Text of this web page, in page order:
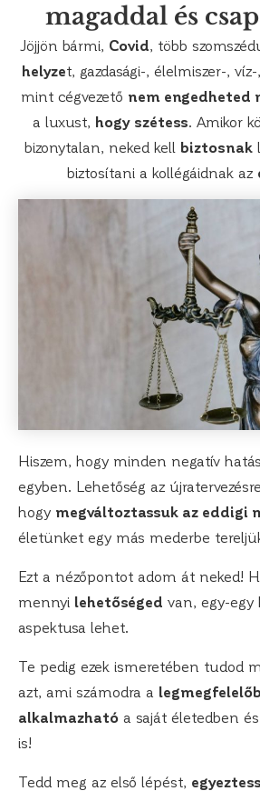
magaddal és
Jöjjön bármi, Covid, több
helyzet, gazdasági-, élelmiszer-,
mint cégvezető nem engedheted
a luxust, hogy szétess. Amikor
bizonytalan, neked kell biztosnak
biztosítani a kollégáidnak az
Hiszem, hogy minden negatív
egyben. Lehetőség az
hogy megváltoztassuk az eddigi
életünket egy más mederbe
Ezt a nézőpontot adom át neked!
mennyi lehetőséged van, egy-egy
aspektusa lehet.
Te pedig ezek ismeretében tudod
azt, ami számodra a
alkalmazható a saját életedben
is!
Tedd meg az első lépést,